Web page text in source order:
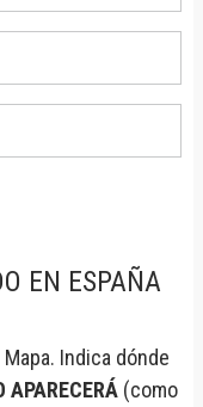
EN ESPAÑA
Indica dónde
APARECERÁ (como